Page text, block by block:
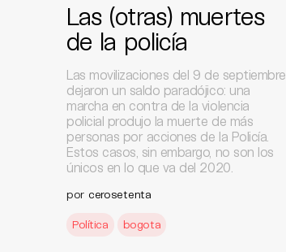
Las (otras) muertes
de la policía
Las movilizaciones del 9 de septiembre
dejaron un saldo paradójico: una
marcha en contra de la violencia
policial produjo la muerte de más
personas por acciones de la Policía.
Estos casos, sin embargo, no son los
únicos en lo que va del 2020.
por cerosetenta
Política bogota